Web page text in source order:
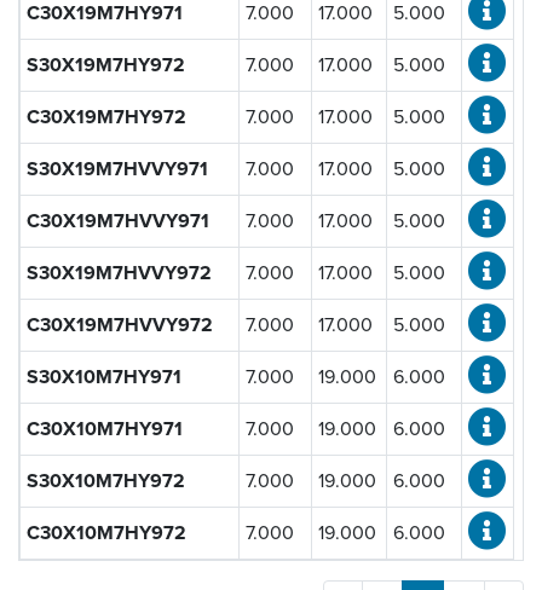
statische Tragzahl C [N]:
C30X19M7HY971 7.000 17.000 5.000
S30X19M7HY972 7.000 17.000 5.000
C30X19M7HY972 7.000 17.000 5.000
S30X19M7HVVY971 7.000 17.000 5.000
C30X19M7HVVY971 7.000 17.000 5.000
S30X19M7HVVY972 7.000 17.000 5.000
C30X19M7HVVY972 7.000 17.000 5.000
S30X10M7HY971 7.000 19.000 6.000
C30X10M7HY971 7.000 19.000 6.000
S30X10M7HY972 7.000 19.000 6.000
C30X10M7HY972 7.000 19.000 6.000